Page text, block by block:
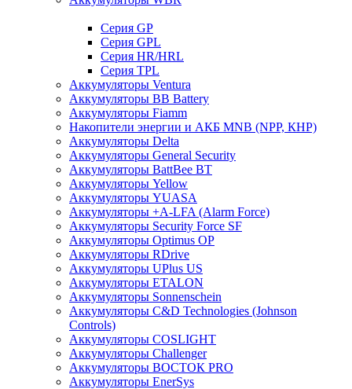
Cерия GP
Серия GPL
Серия HR/HRL
Серия TPL
Аккумуляторы Ventura
Аккумуляторы BB Battery
Аккумуляторы Fiamm
Накопители энергии и АКБ MNB (NPP, КНР)
Аккумуляторы Delta
Аккумуляторы General Security
Аккумуляторы BattBee BT
Аккумуляторы Yellow
Аккумуляторы YUASA
Аккумуляторы +A-LFA (Alarm Force)
Аккумуляторы Security Force SF
Аккумуляторы Optimus OP
Аккумуляторы RDrive
Аккумуляторы UPlus US
Аккумуляторы ETALON
Аккумуляторы Sonnenschein
Аккумуляторы С&D Technologies (Johnson
Controls)
Аккумуляторы COSLIGHT
Аккумуляторы Challenger
Аккумуляторы ВОСТОК PRO
Аккумуляторы EnerSys